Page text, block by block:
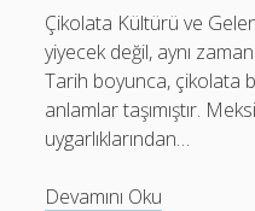
Çikolata Kültürü ve
yiyecek değil, aynı
Tarih boyunca, çikolata
anlamlar taşımıştır.
uygarlıklarından…
Devamını Oku